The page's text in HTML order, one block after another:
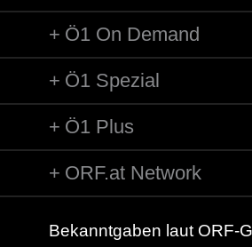
Ö1 On Demand
Ö1 Spezial
Ö1 Plus
ORF.at Network
Bekanntgaben laut ORF-G